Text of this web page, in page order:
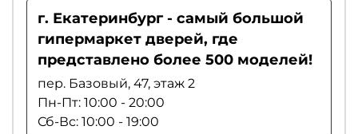
г. Екатеринбург - самый большой
гипермаркет дверей, где
представлено более 500 моделей!
пер. Базовый, 47, этаж 2
Пн-Пт: 10:00 - 20:00
Сб-Вс: 10:00 - 19:00